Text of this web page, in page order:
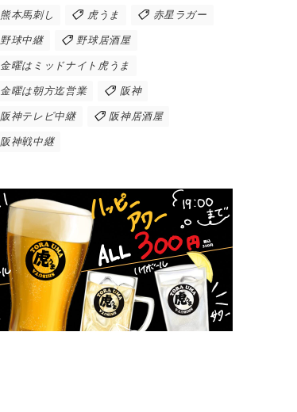
熊本馬刺し 虎うま 赤星ラガー
野球中継 野球居酒屋
金曜はミッドナイト虎うま
金曜は朝方迄営業 阪神
阪神テレビ中継 阪神居酒屋
阪神戦中継